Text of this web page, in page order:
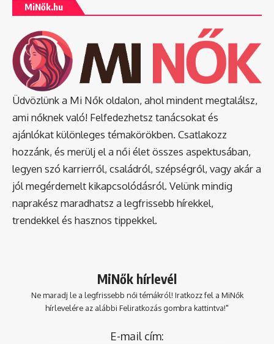
MiNők.hu
Üdvözlünk a Mi Nők oldalon, ahol mindent megtalálsz,
ami nőknek való! Felfedezhetsz tanácsokat és
ajánlókat különleges témakörökben. Csatlakozz
hozzánk, és merülj el a női élet összes aspektusában,
legyen szó karrierről, családról, szépségről, vagy akár a
jól megérdemelt kikapcsolódásról. Velünk mindig
naprakész maradhatsz a legfrissebb hírekkel,
trendekkel és hasznos tippekkel.
MiNők hírlevél
Ne maradj le a legfrissebb női témákról! Iratkozz fel a MiNők
hírlevelére az alábbi Feliratkozás gombra kattintva!"
E-mail cím: